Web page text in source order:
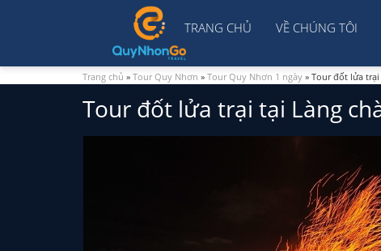
TRANG CHỦ VỀ CHÚNG TÔI
Trang chủ » Tour Quy Nhơn » Tour Quy Nhơn 1 ngày » Tour đốt lửa trại
Tour đốt lửa trại tại Làng